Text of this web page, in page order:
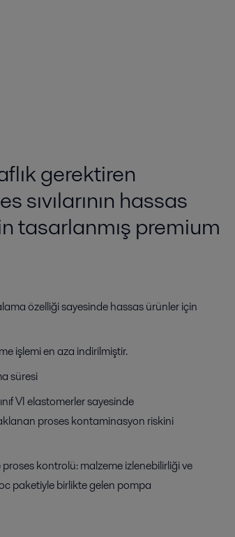
gerektiren
sıvılarının hassas
tasarlanmış premium
özelliği sayesinde hassas ürünler için
işlemi en aza indirilmiştir.
süresi
VI elastomerler sayesinde
proses kontaminasyon riskini
kontrolü: malzeme izlenebilirliği ve
paketiyle birlikte gelen pompa